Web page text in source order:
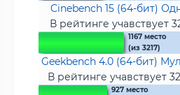
Cinebench 15 (64-бит)
В рейтинге учавствует
1167 место
(из 3217)
Geekbench 4.0 (64-бит)
В рейтинге учавствует
927 место